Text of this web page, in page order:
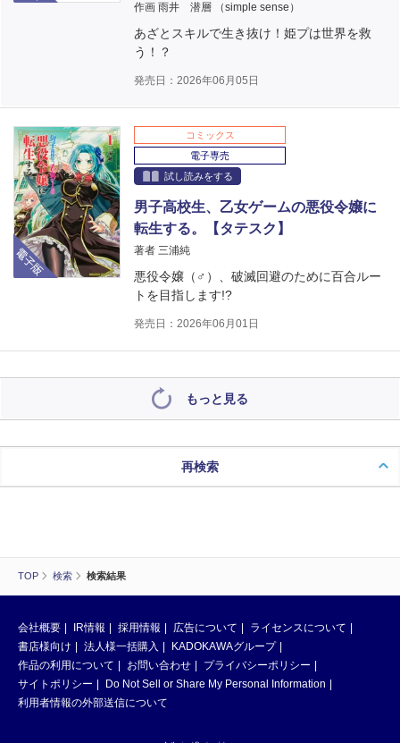
TOP 検索 検索結果
作画 雨井 潜層 （simple sense）
あざとスキルで生き抜け！姫プは世界を救
う！？
発売日：2026年06月05日
電子版
コミックス
電子専売
試し読みをする
男子高校生、乙女ゲームの悪役令嬢に
転生する。【タテスク】
著者 三浦純
悪役令嬢（♂）、破滅回避のために百合ルー
トを目指します!?
発売日：2026年06月01日
もっと見る
再検索
会社概要 IR情報 採用情報 広告について
ライセンスについて
書店様向け
法人様一括購入
KADOKAWAグループ
作品の利用について
お問い合わせ
プライバシーポリシー
サイトポリシー
Do Not Sell or Share My Personal Information
利用者情報の外部送信について